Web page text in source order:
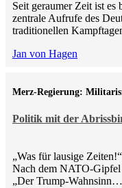
Seit geraumer Zeit ist es
zentrale Aufrufe des
traditionellen
Jan von Hagen
Politik mit der
Merz-Regierung:
„Was für lausige
Nach dem NATO-Gipfel
„Der Trump-Wahnsinn…